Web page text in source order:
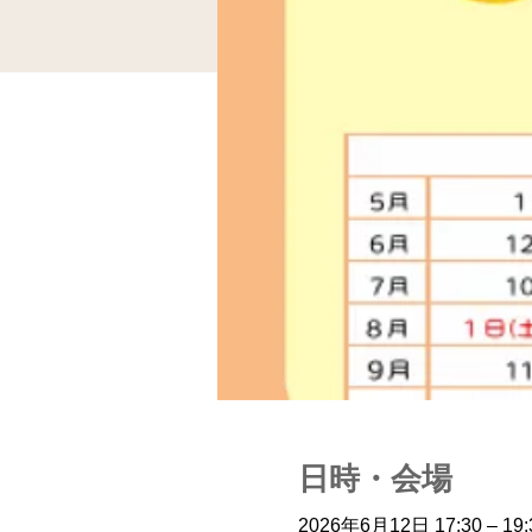
日時・会場
2026年6月12日 17:30 –